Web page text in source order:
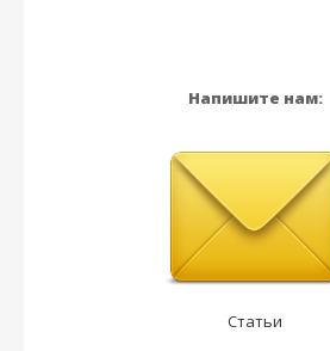
Напишите нам:
Статьи